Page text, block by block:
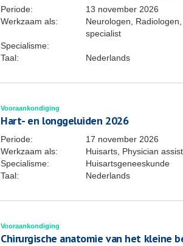
Periode:
13 november 2026
Werkzaam als:
Neurologen,
specialist
Specialisme:
Taal:
Nederlands
Vooraankondiging
Hart- en longgeluiden 2026
Periode:
17 november 2026
Werkzaam als:
Huisarts, Physician
Specialisme:
Huisartsgeneeskunde
Taal:
Nederlands
Vooraankondiging
Chirurgische anatomie van het kleine